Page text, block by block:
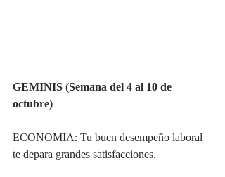
GEMINIS (Semana del 4 al 10 de
octubre)
ECONOMIA: Tu buen desempeño laboral
te depara grandes satisfacciones.